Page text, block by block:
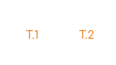
T.1 T.2